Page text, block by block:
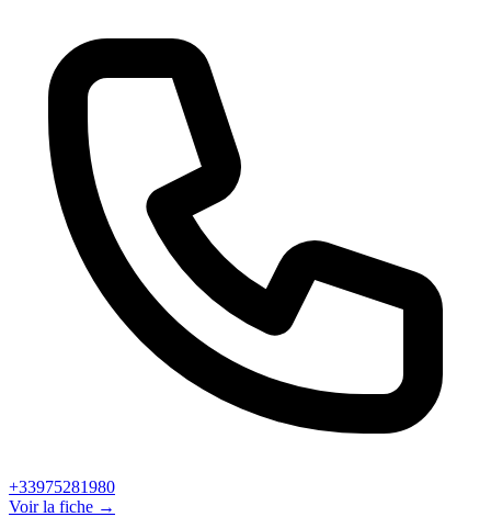
+33975281980
Voir la fiche →